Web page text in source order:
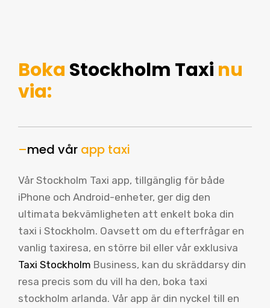
Boka Stockholm Taxi nu
via:
–med vår app taxi
Vår Stockholm Taxi app, tillgänglig för både
iPhone och Android-enheter, ger dig den
ultimata bekvämligheten att enkelt boka din
taxi i Stockholm. Oavsett om du efterfrågar en
vanlig taxiresa, en större bil eller vår exklusiva
Taxi Stockholm Business, kan du skräddarsy din
resa precis som du vill ha den, boka taxi
stockholm arlanda. Vår app är din nyckel till en